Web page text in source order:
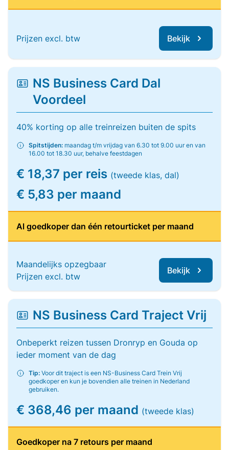
Prijzen excl. btw Bekijk
NS Business Card Dal
Voordeel
40% korting op alle treinreizen buiten de spits
Spitstijden: maandag t/m vrijdag van 6.30 tot 9.00 uur en van
16.00 tot 18.30 uur, behalve feestdagen
€ 18,37 per reis (tweede klas, dal)
€ 5,83 per maand
Al goedkoper dan één retourticket per maand
Maandelijks opzegbaar
Prijzen excl. btw
Bekijk
NS Business Card Traject Vrij
Onbeperkt reizen tussen Dronryp en Gouda op
ieder moment van de dag
Tip: Voor dit traject is een NS-Business Card Trein Vrij
goedkoper en kun je bovendien alle treinen in Nederland
gebruiken.
€ 368,46 per maand (tweede klas)
Goedkoper na 7 retours per maand